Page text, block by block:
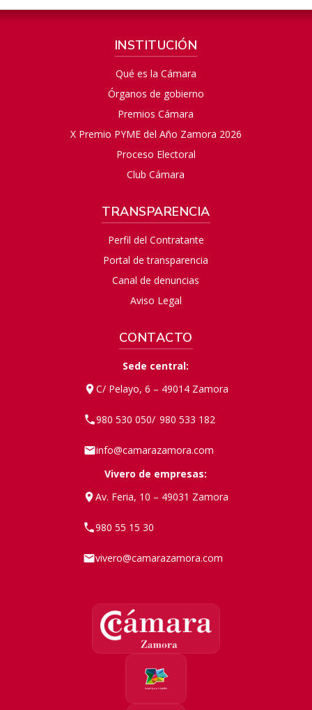
INSTITUCIÓN
Qué es la Cámara
Órganos de gobierno
Premios Cámara
X Premio PYME del Año Zamora 2026
Proceso Electoral
Club Cámara
TRANSPARENCIA
Perfil del Contratante
Portal de transparencia
Canal de denuncias
Aviso Legal
CONTACTO
Sede central:
C/ Pelayo, 6 – 49014 Zamora
980 530 050/ 980 533 182
info@camarazamora.com
Vivero de empresas:
Av. Feria, 10 – 49031 Zamora
980 55 15 30
vivero@camarazamora.com